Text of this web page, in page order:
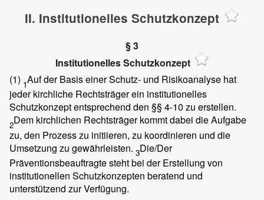
II. Institutionelles Schutzkonzept
§ 3
Institutionelles Schutzkonzept
(1) 1Auf der Basis einer Schutz- und Risikoanalyse hat
jeder kirchliche Rechtsträger ein institutionelles
Schutzkonzept entsprechend den §§ 4-10 zu erstellen.
2Dem kirchlichen Rechtsträger kommt dabei die Aufgabe
zu, den Prozess zu initiieren, zu koordinieren und die
Umsetzung zu gewährleisten. 3Die/Der
Präventionsbeauftragte steht bei der Erstellung von
institutionellen Schutzkonzepten beratend und
unterstützend zur Verfügung.